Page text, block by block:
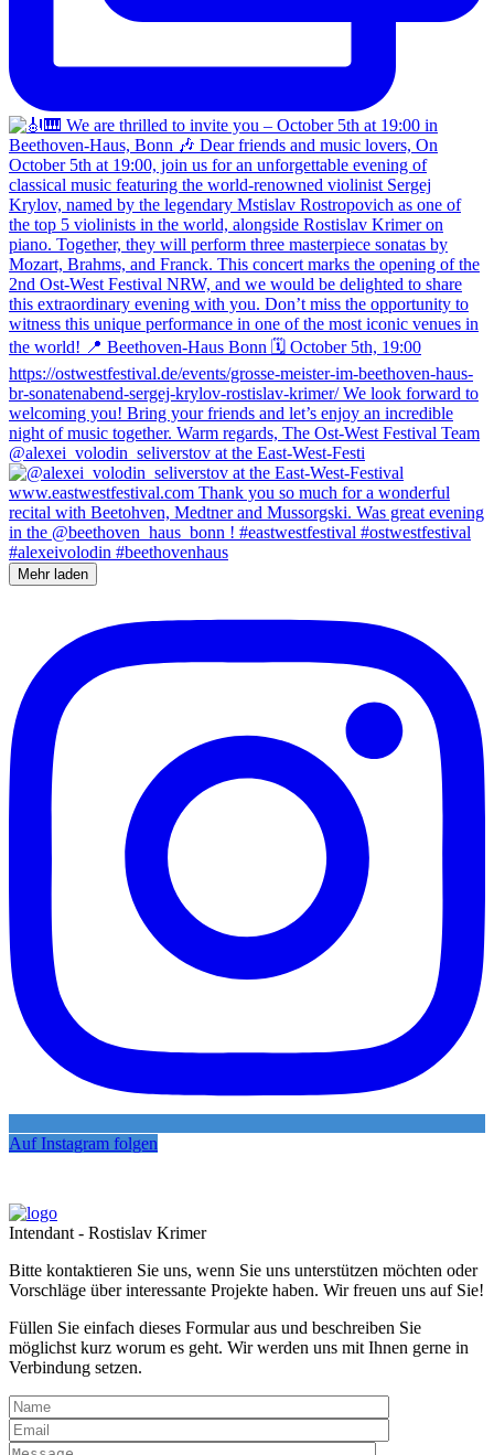
@alexei_volodin_seliverstov at the East-West-Festi
Mehr laden
Auf Instagram folgen
Intendant - Rostislav Krimer
Bitte kontaktieren Sie uns, wenn Sie uns unterstützen möchten oder
Vorschläge über interessante Projekte haben. Wir freuen uns auf Sie!
Füllen Sie einfach dieses Formular aus und beschreiben Sie
möglichst kurz worum es geht. Wir werden uns mit Ihnen gerne in
Verbindung setzen.